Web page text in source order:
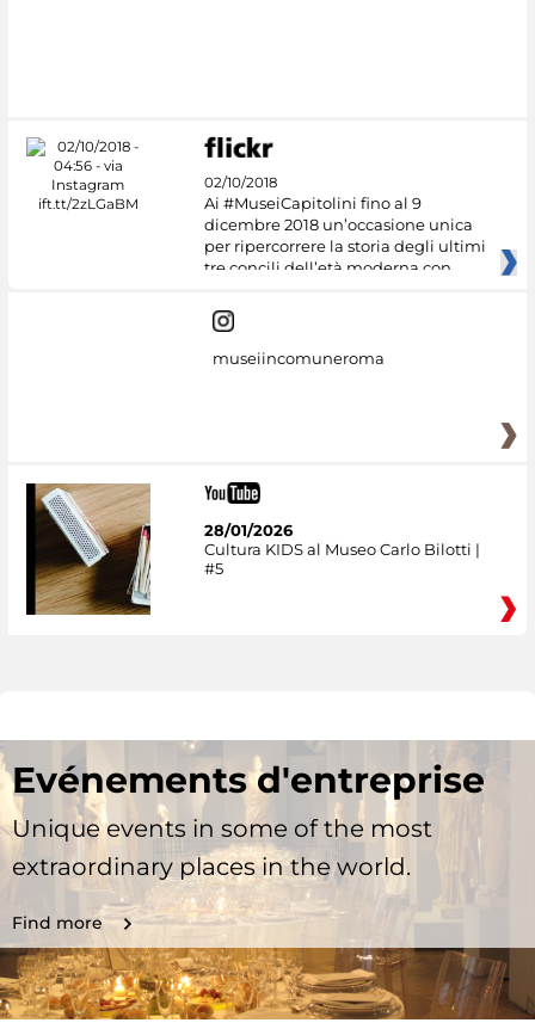
02/10/2018
Ai #MuseiCapitolini fino al 9
dicembre 2018 un’occasione unica
per ripercorrere la storia degli ultimi
tre concili dell’età moderna con
museiincomuneroma
28/01/2026
Cultura KIDS al Museo Carlo Bilotti |
#5
Evénements d'entreprise
Unique events in some of the most
extraordinary places in the world.
Find more